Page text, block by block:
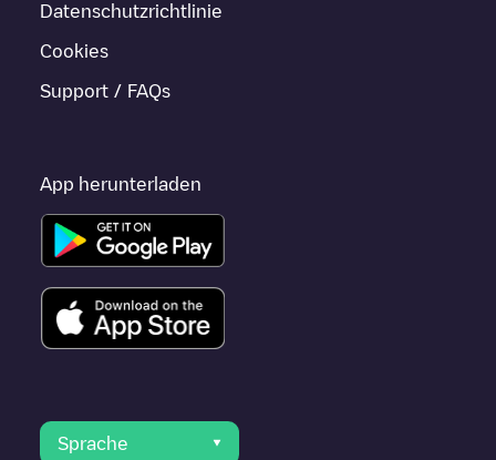
Datenschutzrichtlinie
Cookies
Support / FAQs
App herunterladen
Sprache